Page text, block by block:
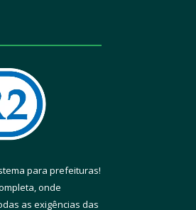
para prefeituras!
onde
as exigências das